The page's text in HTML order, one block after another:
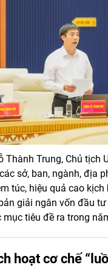
Thành Trung, Chủ tịch
sở, ban, ngành, địa
túc, hiệu quả cao
giải ngân vốn đầu
mục tiêu đề ra trong
hoạt cơ chế